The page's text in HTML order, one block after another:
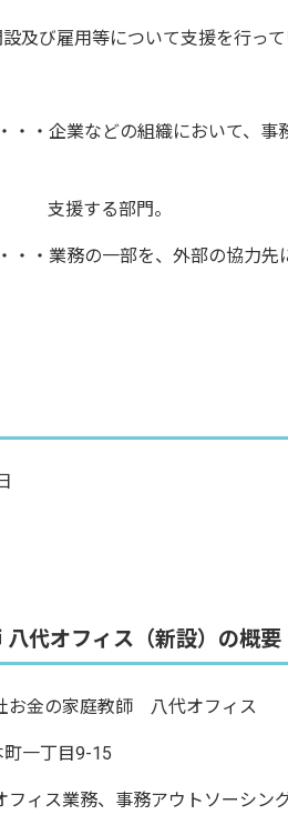
及び雇用等について支援を行って
企業などの組織において、事
門。
業務の一部を、外部の協力先
代オフィス（新設）の概要
金の家庭教師 八代オフィス
丁目9-15
ィス業務、事務アウトソーシン